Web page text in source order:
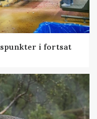
i fortsat